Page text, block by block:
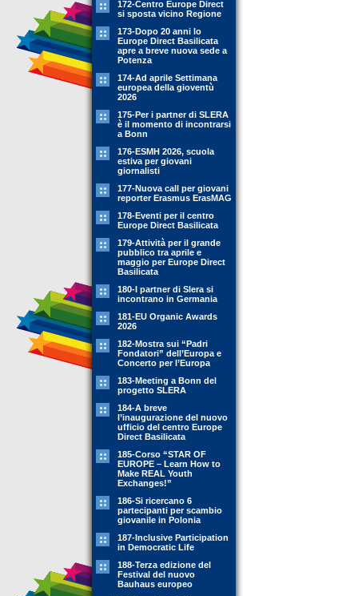
172-Centro Europe Direct
si sposta vicino Regione
173-Dopo 20 anni lo
Europe Direct Basilicata
apre a breve nuova sede a
Potenza
174-Ad aprile Settimana
europea della gioventù
2026
175-Per i partner di SLERA
è il momento di incontrarsi
a Bonn
176-ESMH 2026, scuola
estiva per giovani
giornalisti
177-Nuova call per giovani
reporter Erasmus ErasMAG
178-Eventi per il centro
Europe Direct Basilicata
179-Attività per il grande
pubblico tra aprile e
maggio per Europe Direct
Basilicata
180-I partner di Slera si
incontrano in Germania
181-EU Organic Awards
2026
182-Mostra sui “Padri
Fondatori” dell’Europa e
Concerto per l’Europa
183-Meeting a Bonn del
progetto SLERA
184-A breve
l’inaugurazione del nuovo
ufficio del centro Europe
Direct Basilicata
185-Corso “STAR OF
EUROPE – Learn How to
Make REAL Youth
Exchanges!”
186-Si ricercano 6
partecipanti per scambio
giovanile in Polonia
187-Inclusive Participation
in Democratic Life
188-Terza edizione del
Festival del nuovo
Bauhaus europeo